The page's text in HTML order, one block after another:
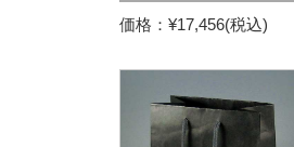
価格：¥17,456(税込)